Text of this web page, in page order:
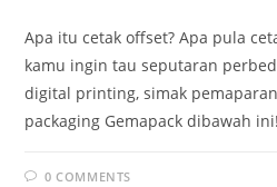
Apa itu cetak offset? Apa pula
kamu ingin tau seputaran
digital printing, simak
packaging Gemapack dibawah
0 COMMENTS